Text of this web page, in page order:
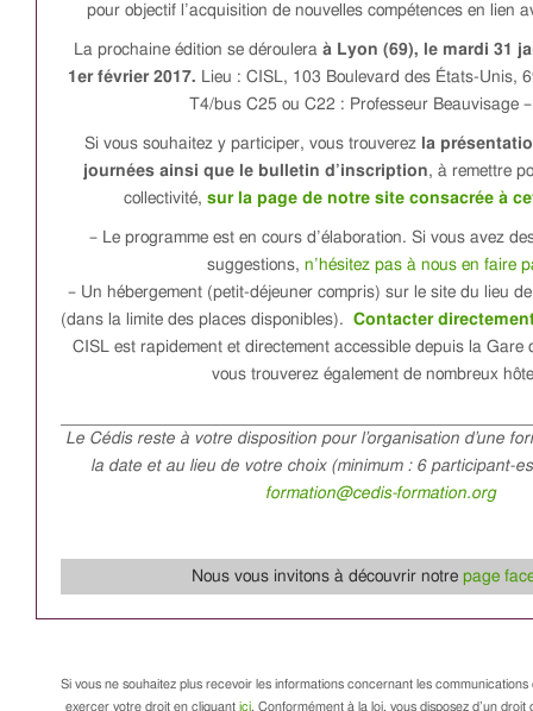
pour objectif l’acquisition de nouvelles compétences en lien
La prochaine édition se déroulera à Lyon (69), le mardi 31
1er février 2017. Lieu : CISL, 103 Boulevard des États-Unis,
T4/bus C25 ou C22 : Professeur Beauvisage
Si vous souhaitez y participer, vous trouverez la
journées ainsi que le bulletin d’inscription, à remettre
collectivité, sur la page de notre site consacrée à
– Le programme est en cours d’élaboration. Si vous avez
suggestions, n’hésitez pas à nous en faire
– Un hébergement (petit-déjeuner compris) sur le site du lieu
(dans la limite des places disponibles).
Contacter
CISL est rapidement et directement accessible depuis la Gare
vous trouverez également de nombreux
Le Cédis reste à votre disposition pour l’organisation d’une
la date et au lieu de votre choix (minimum : 6 participant-
formation@cedis-formation.org
Nous vous invitons à découvrir notre page
Si vous ne souhaitez plus recevoir les informations concernant les communications
exercer votre droit en cliquant ici. Conformément à la loi, vous disposez d’un droit